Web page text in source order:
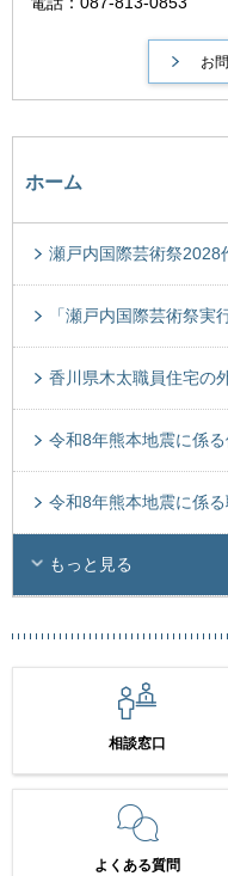
ホーム
瀬戸内国際芸術祭2028
「瀬戸内国際芸術祭
香川県木太職員住宅の
令和8年熊本地震に係
令和8年熊本地震に係
もっと見る
相談窓口
よくある質問